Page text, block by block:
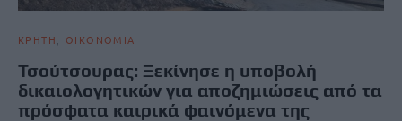
ΚΡΗΤΗ ΟΙΚΟΝΟΜΙΑ
Τσούτσουρας: Ξεκίνησε η υποβολή
δικαιολογητικών για αποζημιώσεις από τα
πρόσφατα καιρικά φαινόμενα της